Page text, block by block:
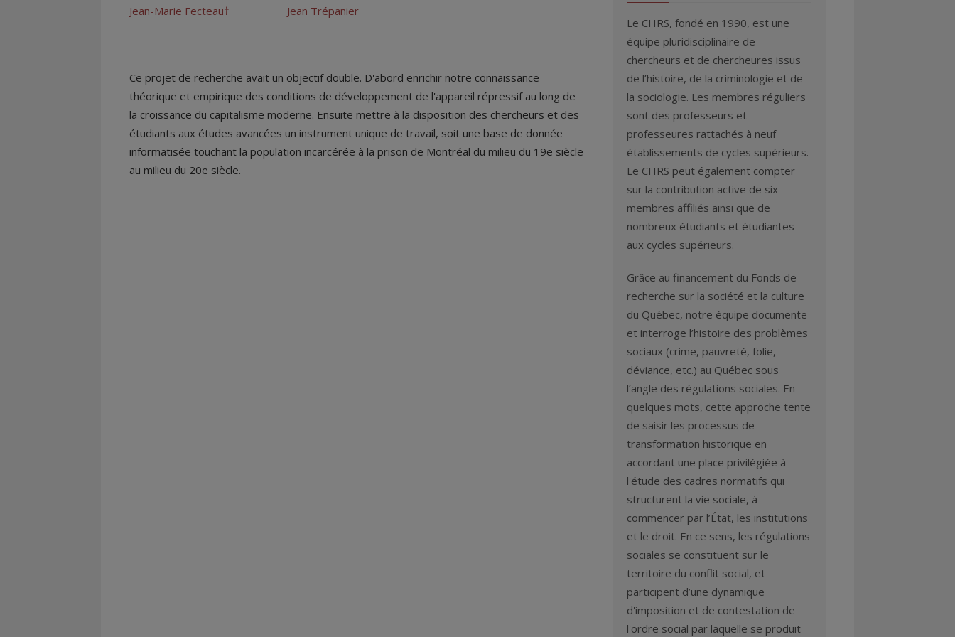
Jean-Marie Fecteau† Jean Trépanier
Ce projet de recherche avait un objectif double. D'abord enrichir notre connaissance
théorique et empirique des conditions de développement de l'appareil répressif au long de
la croissance du capitalisme moderne. Ensuite mettre à la disposition des chercheurs et des
étudiants aux études avancées un instrument unique de travail, soit une base de donnée
informatisée touchant la population incarcérée à la prison de Montréal du milieu du 19e siècle
au milieu du 20e siècle.
Le CHRS, fondé en 1990, est une
équipe pluridisciplinaire de
chercheurs et de chercheures issus
de l’histoire, de la criminologie et de
la sociologie. Les membres réguliers
sont des professeurs et
professeures rattachés à neuf
établissements de cycles supérieurs.
Le CHRS peut également compter
sur la contribution active de six
membres affiliés ainsi que de
nombreux étudiants et étudiantes
aux cycles supérieurs.
Grâce au financement du Fonds de
recherche sur la société et la culture
du Québec, notre équipe documente
et interroge l’histoire des problèmes
sociaux (crime, pauvreté, folie,
déviance, etc.) au Québec sous
l’angle des régulations sociales. En
quelques mots, cette approche tente
de saisir les processus de
transformation historique en
accordant une place privilégiée à
l'étude des cadres normatifs qui
structurent la vie sociale, à
commencer par l’État, les institutions
et le droit. En ce sens, les régulations
sociales se constituent sur le
territoire du conflit social, et
participent d’une dynamique
d'imposition et de contestation de
l'ordre social par laquelle se produit